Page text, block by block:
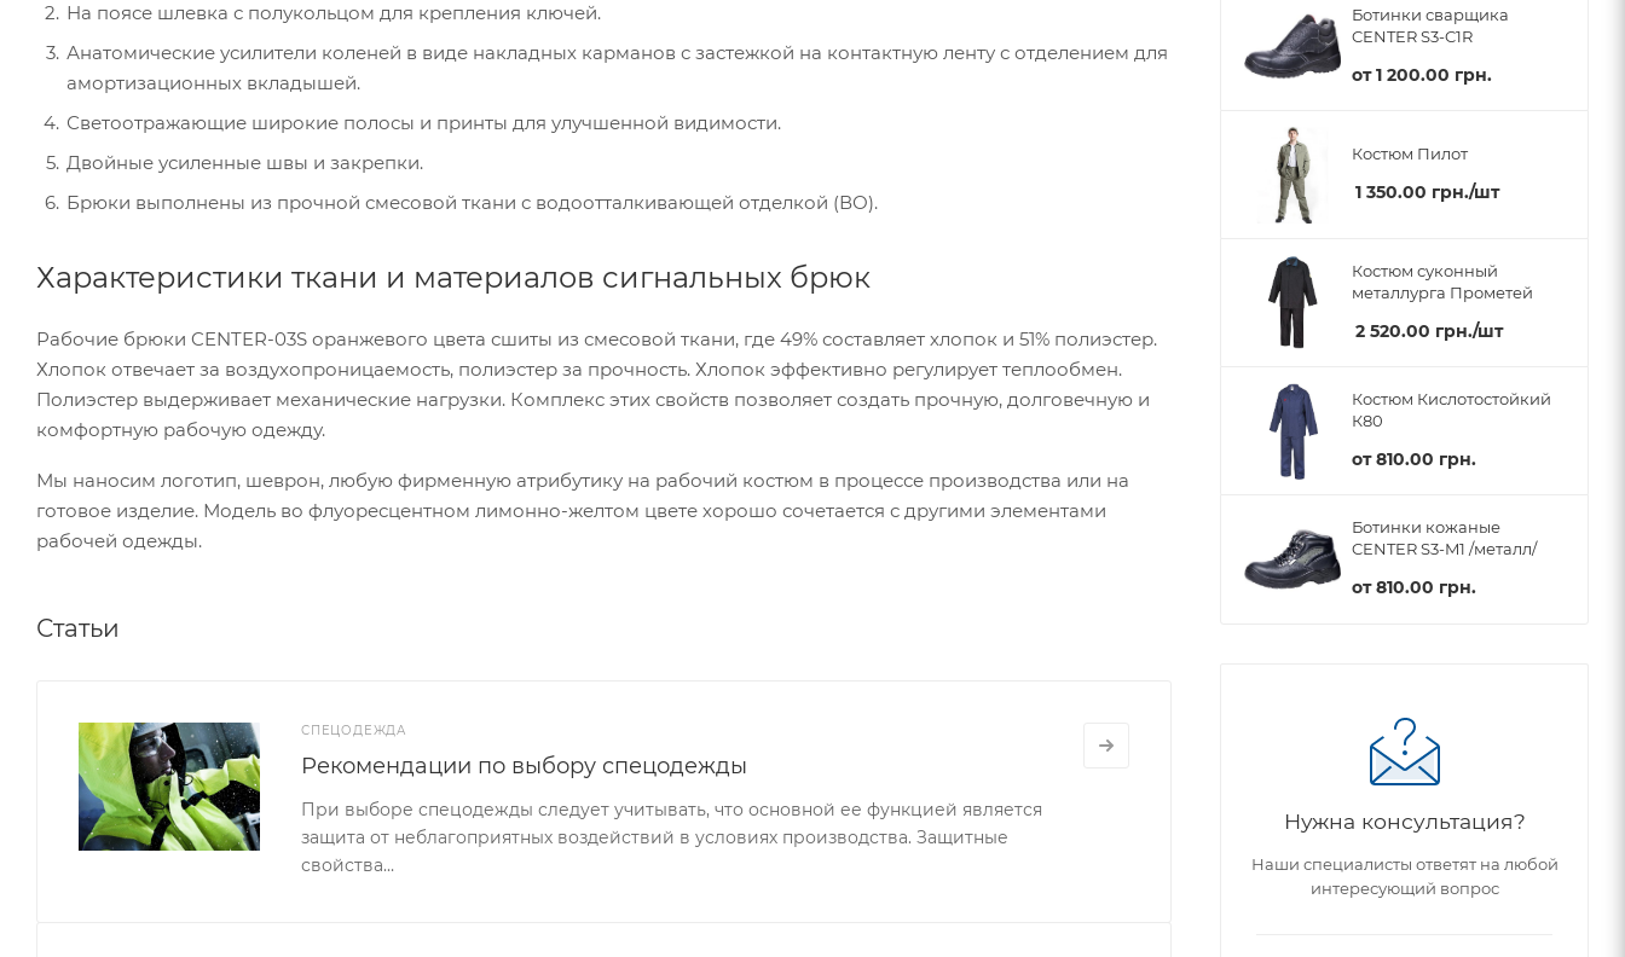
На поясе шлевка с полукольцом для крепления ключей.
Анатомические усилители коленей в виде накладных карманов с застежкой на контактную ленту с отделением для
амортизационных вкладышей.
Светоотражающие широкие полосы и принты для улучшенной видимости.
Двойные усиленные швы и закрепки.
Брюки выполнены из прочной смесовой ткани с водоотталкивающей отделкой (ВО).
Характеристики ткани и материалов сигнальных брюк
Рабочие брюки CENTER-03S оранжевого цвета сшиты из смесовой ткани, где 49% составляет хлопок и 51% полиэстер.
Хлопок отвечает за воздухопроницаемость, полиэстер за прочность. Хлопок эффективно регулирует теплообмен.
Полиэстер выдерживает механические нагрузки. Комплекс этих свойств позволяет создать прочную, долговечную и
комфортную рабочую одежду.
Мы наносим логотип, шеврон, любую фирменную атрибутику на рабочий костюм в процессе производства или на
готовое изделие. Модель во флуоресцентном лимонно-желтом цвете хорошо сочетается с другими элементами
рабочей одежды.
Статьи
СПЕЦОДЕЖДА
Рекомендации по выбору спецодежды
При выборе спецодежды следует учитывать, что основной ее функцией является
защита от неблагоприятных воздействий в условиях производства. Защитные
свойства…
Ботинки сварщика
CENTER S3-C1R
от1 200.00 грн.
Костюм Пилот
1 350.00 грн./шт
Костюм суконный
металлурга Прометей
2 520.00 грн./шт
Костюм Кислотостойкий
К80
от810.00 грн.
Ботинки кожаные
CENTER S3-M1 /металл/
от810.00 грн.
Нужна консультация?
Наши специалисты ответят на любой
интересующий вопрос